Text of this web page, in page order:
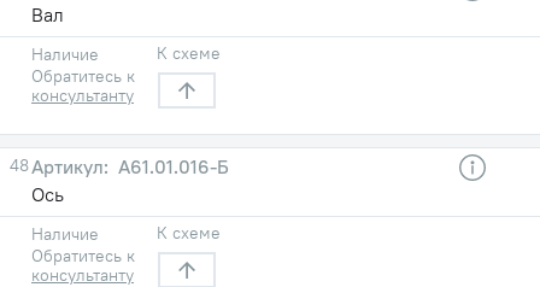
Вал
Наличие
Обратитесь к
консультанту
К схеме
48
А61.01.016-Б
Ось
Наличие
Обратитесь к
консультанту
К схеме